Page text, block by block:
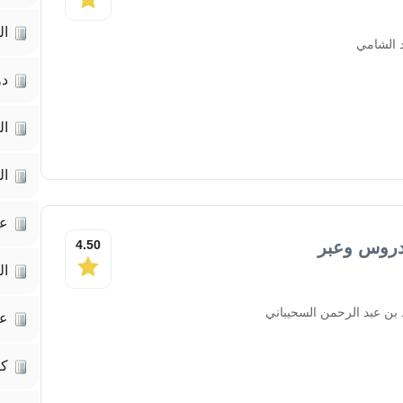
الشامي
4.50 وعبر
عبد الرحمن السحيباني